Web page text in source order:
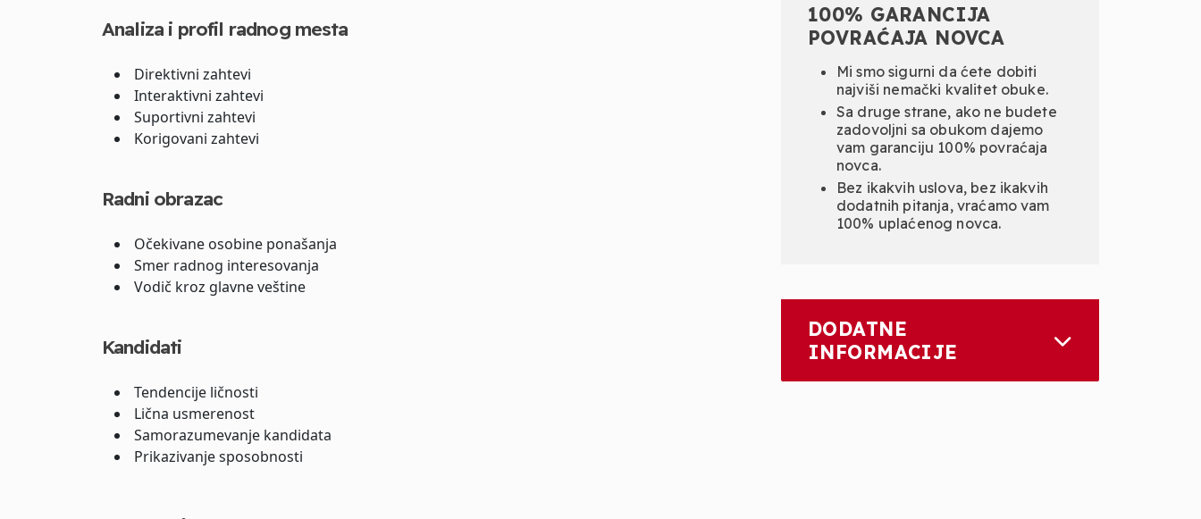
Analiza i profil radnog mesta
Direktivni zahtevi
Interaktivni zahtevi
Suportivni zahtevi
Korigovani zahtevi
Radni obrazac
Očekivane osobine ponašanja
Smer radnog interesovanja
Vodič kroz glavne veštine
Kandidati
Tendencije ličnosti
Lična usmerenost
Samorazumevanje kandidata
Prikazivanje sposobnosti
100% GARANCIJA
POVRAĆAJA NOVCA
Mi smo sigurni da ćete dobiti
najviši nemački kvalitet obuke.
Sa druge strane, ako ne budete
zadovoljni sa obukom dajemo
vam garanciju 100% povraćaja
novca.
Bez ikakvih uslova, bez ikakvih
dodatnih pitanja, vraćamo vam
100% uplaćenog novca.
DODATNE
INFORMACIJE